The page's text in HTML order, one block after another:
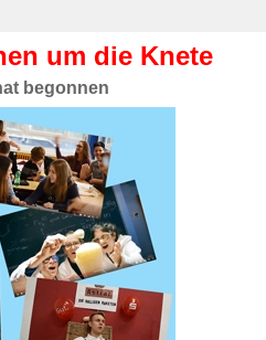
um die Knete
begonnen